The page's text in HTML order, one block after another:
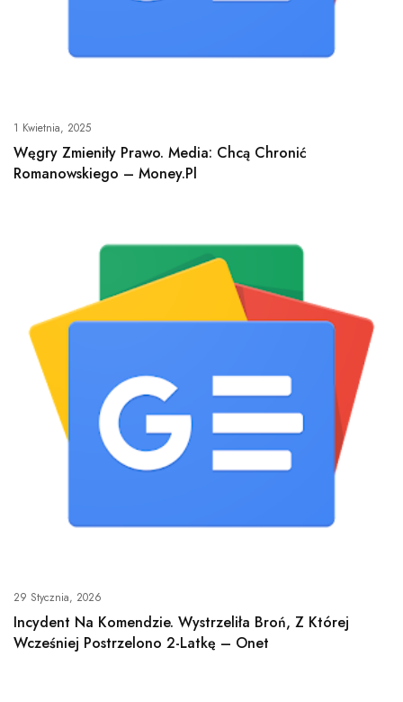
1 Kwietnia, 2025
Węgry Zmieniły Prawo. Media: Chcą Chronić
Romanowskiego – Money.pl
29 Stycznia, 2026
Incydent Na Komendzie. Wystrzeliła Broń, Z Której
Wcześniej Postrzelono 2-Latkę – Onet